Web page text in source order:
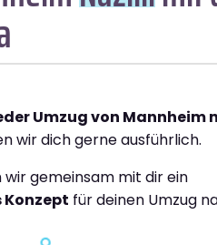
Umzug von Mannheim
wir dich gerne ausführlich.
gemeinsam mit dir ein
für deinen Umzug